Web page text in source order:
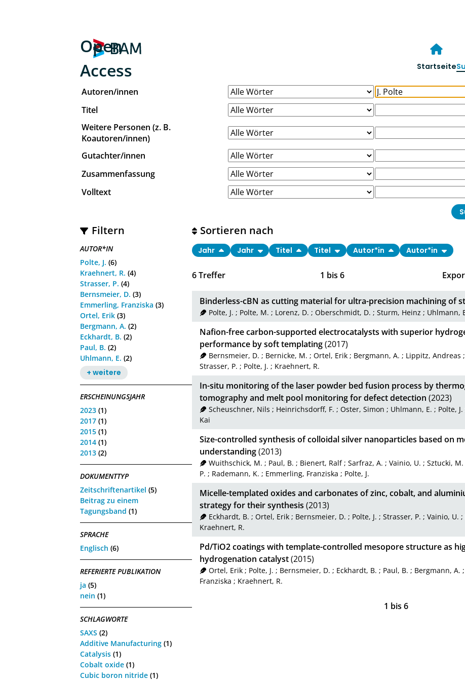
Open
Access
Startseite
Autoren/innen
Titel
Weitere Personen (z. B.
Koautoren/innen)
Gutachter/innen
Zusammenfassung
Volltext
Filtern
AUTOR*IN
Polte, J. (6)
Kraehnert, R. (4)
Strasser, P. (4)
Bernsmeier, D. (3)
Emmerling, Franziska (3)
Ortel, Erik (3)
Bergmann, A. (2)
Eckhardt, B. (2)
Paul, B. (2)
Uhlmann, E. (2)
+ weitere
ERSCHEINUNGSJAHR
2023 (1)
2017 (1)
2015 (1)
2014 (1)
2013 (2)
DOKUMENTTYP
Zeitschriftenartikel (5)
Beitrag zu einem
Tagungsband (1)
SPRACHE
Englisch (6)
REFERIERTE PUBLIKATION
ja (5)
nein (1)
SCHLAGWORTE
SAXS (2)
Additive Manufacturing (1)
Catalysis (1)
Cobalt oxide (1)
Cubic boron nitride (1)
6Treffer 1 bis 6
Sortieren nach
Jahr Jahr Titel Titel Autor*in Autor*in
Binderless-cBN as cutting material for ultra-precision machining of
Polte, J. ; Polte, M. ; Lorenz, D. ;Oberschmidt, D. ;Sturm, Heinz ; Uhlmann,
Nafion-free carbon-supported electrocatalysts with superior
performance by soft templating(2017)
Bernsmeier, D. ; Bernicke, M. ;Ortel, Erik ; Bergmann, A. ; Lippitz, Andreas ;
Strasser, P. ; Polte, J. ; Kraehnert, R.
In-situ monitoring of the laser powder bed fusion process by
tomography and melt pool monitoring for defect detection (2023)
Scheuschner, Nils ; Heinrichsdorff, F. ;Oster, Simon ; Uhlmann, E. ; Polte, J.
Kai
Size-controlled synthesis of colloidal silver nanoparticles based on
understanding(2013)
Wuithschick, M. ; Paul, B. ; Bienert, Ralf;Sarfraz, A. ;Vainio, U. ;Sztucki, M.
P. ; Rademann, K. ; Emmerling, Franziska ; Polte, J.
Micelle-templated oxides and carbonates of zinc, cobalt, and
strategy for their synthesis (2013)
Eckhardt, B. ;Ortel, Erik ; Bernsmeier, D. ; Polte, J. ;Strasser, P. ;Vainio, U. ;
Kraehnert, R.
Pd/TiO2 coatings with template-controlled mesopore structure as
hydrogenation catalyst(2015)
Ortel, Erik ; Polte, J. ; Bernsmeier, D. ; Eckhardt, B. ; Paul, B. ; Bergmann, A.
Franziska ; Kraehnert, R.
1 bis6